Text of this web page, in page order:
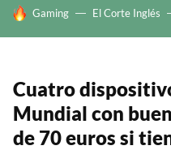
HOY SE HABLA DE
Gaming El Corte Inglés
Cuatro
Mundial con
de 70 euros si